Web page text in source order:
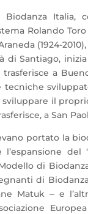
Biodanza
Rolando
(1924-
Santiago,
a
il
a San
portato la
del
di
di
Matuk ‒ e